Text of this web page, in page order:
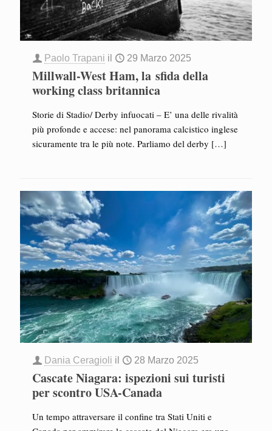
Paolo Trapani il 29 Marzo 2025
Millwall-West Ham, la sfida della
working class britannica
Storie di Stadio/ Derby infuocati – E’ una delle rivalità
più profonde e accese: nel panorama calcistico inglese
sicuramente tra le più note. Parliamo del derby […]
Dania Ceragioli il 28 Marzo 2025
Cascate Niagara: ispezioni sui turisti
per scontro USA-Canada
Un tempo attraversare il confine tra Stati Uniti e